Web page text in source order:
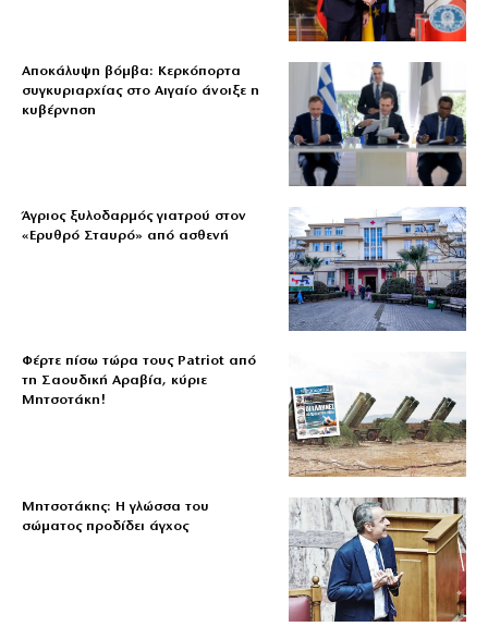
Αποκάλυψη βόμβα: Κερκόπορτα
συγκυριαρχίας στο Αιγαίο άνοιξε η
κυβέρνηση
Άγριος ξυλοδαρμός γιατρού στον
«Ερυθρό Σταυρό» από ασθενή
Φέρτε πίσω τώρα τους Patriot από
τη Σαουδική Αραβία, κύριε
Μητσοτάκη!
Μητσοτάκης: Η γλώσσα του
σώματος προδίδει άγχος